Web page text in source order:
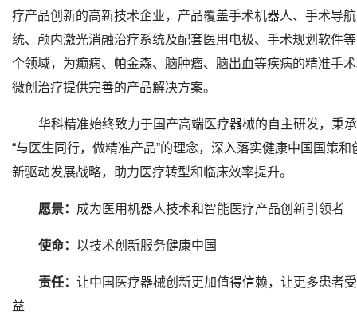
疗产品创新的高新技术企业，产品覆盖手术机器人、手术导
统、颅内激光消融治疗系统及配套医用电极、手术规划软件
个领域，为癫痫、帕金森、脑肿瘤、脑出血等疾病的精准手
微创治疗提供完善的产品解决方案。
华科精准始终致力于国产高端医疗器械的自主研发，秉承
“与医生同行，做精准产品”的理念，深入落实健康中国国策和
新驱动发展战略，助力医疗转型和临床效率提升。
愿景： 成为医用机器人技术和智能医疗产品创新引领者
使命： 以技术创新服务健康中国
责任： 让中国医疗器械创新更加值得信赖，让更多患者受
益